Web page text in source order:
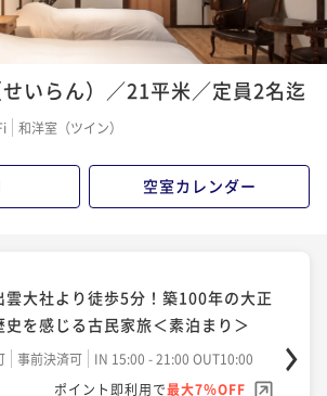
2名 ¥ 66,960 ~
出雲大社より徒歩5分！風土薫
IN 15:00 - 17:30 OUT10:00
ポイント即利用で最大7％OFF
】小学生のお子様25%OFF！家族
夕朝食付き＞
】風土薫る"香りのフレンチ"で出
家旅＜夕朝食付き＞
ポイント即利用で最大7％OFF
¥67,200~
】風土薫る"香りのフレンチ"で出
家旅＜夕朝食付き＞
事前決済可
IN 15:00 - 17:30 OUT10:00
せいらん）／21平米／定員2名迄
和洋室（ツイン）
空室カレンダー
雲大社より徒歩5分！築100年の大正
を感じる古民家旅＜素泊まり＞
事前決済可
IN 15:00 - 21:00 OUT10:00
ポイント即利用で最大7％OFF